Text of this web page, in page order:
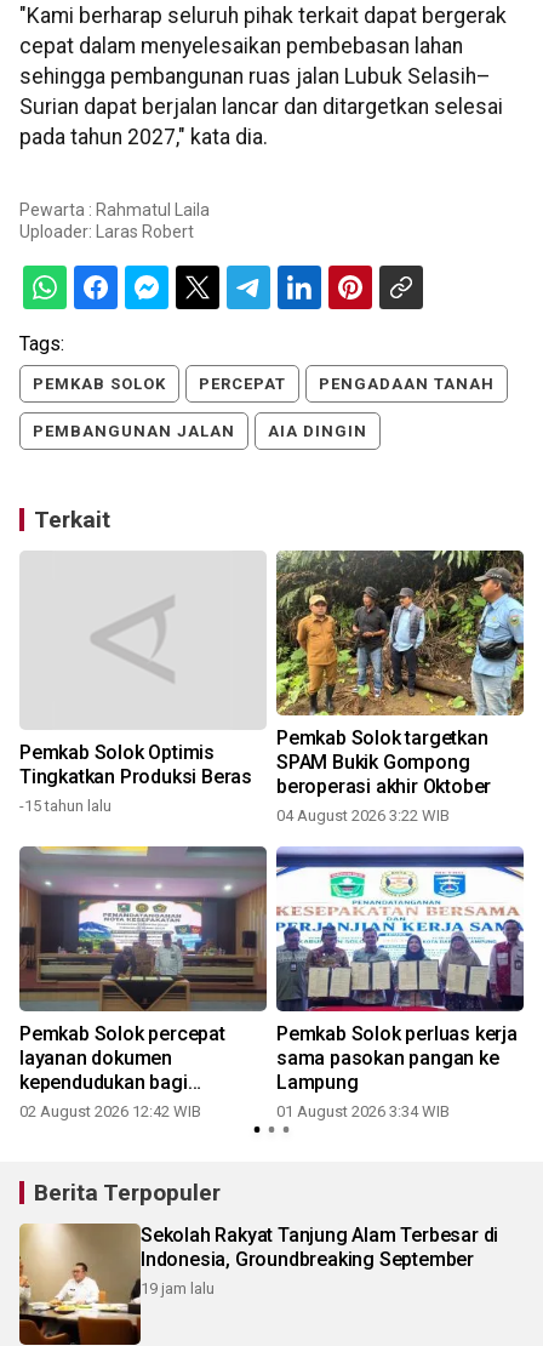
"Kami berharap seluruh pihak terkait dapat bergerak
cepat dalam menyelesaikan pembebasan lahan
sehingga pembangunan ruas jalan Lubuk Selasih–
Surian dapat berjalan lancar dan ditargetkan selesai
pada tahun 2027," kata dia.
Pewarta : Rahmatul Laila
Uploader: Laras Robert
Tags:
PEMKAB SOLOK PERCEPAT PENGADAAN TANAH
PEMBANGUNAN JALAN AIA DINGIN
Terkait
Pemkab Solok Optimis
Tingkatkan Produksi Beras
-15 tahun lalu
Pemkab Solok targetkan
SPAM Bukik Gompong
beroperasi akhir Oktober
04 August 2026 3:22 WIB
Pemkab Solok percepat
layanan dokumen
kependudukan bagi
pengantin
02 August 2026 12:42 WIB
Pemkab Solok perluas kerja
sama pasokan pangan ke
Lampung
01 August 2026 3:34 WIB
Berita Terpopuler
Sekolah Rakyat Tanjung Alam Terbesar di
Indonesia, Groundbreaking September
19 jam lalu